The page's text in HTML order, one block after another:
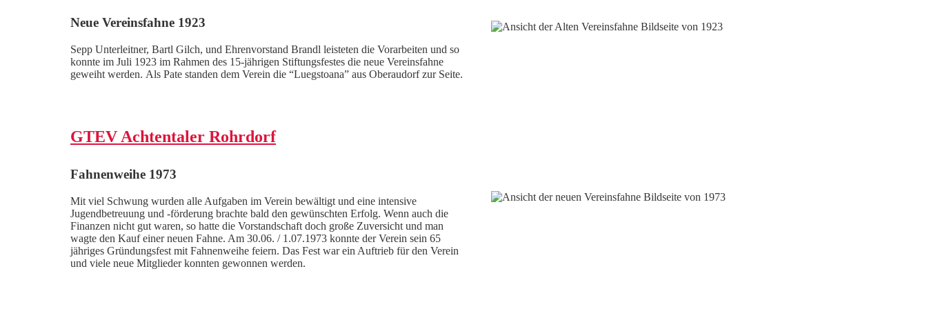
Neue Vereinsfahne 1923
Sepp Unterleitner, Bartl Gilch, und Ehrenvorstand Brandl leisteten die Vorarbeiten und so
konnte im Juli 1923 im Rahmen des 15-jährigen Stiftungsfestes die neue Vereinsfahne
geweiht werden. Als Pate standen dem Verein die “Luegstoana” aus Oberaudorf zur Seite.
GTEV Achtentaler Rohrdorf
Fahnenweihe 1973
Mit viel Schwung wurden alle Aufgaben im Verein bewältigt und eine intensive
Jugendbetreuung und -förderung brachte bald den gewünschten Erfolg. Wenn auch die
Finanzen nicht gut waren, so hatte die Vorstandschaft doch große Zuversicht und man
wagte den Kauf einer neuen Fahne. Am 30.06. / 1.07.1973 konnte der Verein sein 65
jähriges Gründungsfest mit Fahnenweihe feiern. Das Fest war ein Auftrieb für den Verein
und viele neue Mitglieder konnten gewonnen werden.